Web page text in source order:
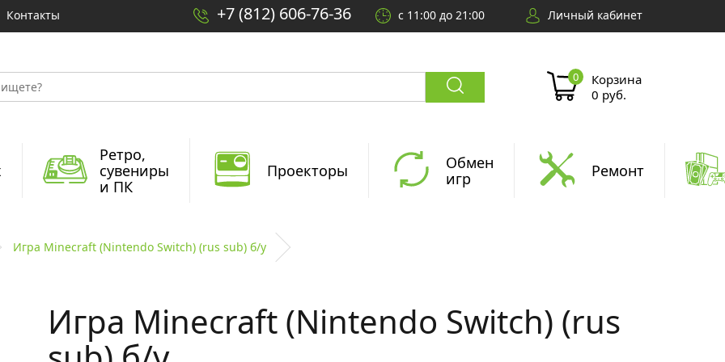
Контакты +7 (812) 606-76-36 с 11:00 до 21:00 Личный кабинет
Корзина
0 руб.
Ретро,
сувениры
и ПК
Проекторы
Обмен
игр
Ремонт
Игра Minecraft (Nintendo Switch) (rus sub) б/у
Игра Minecraft (Nintendo Switch) (rus